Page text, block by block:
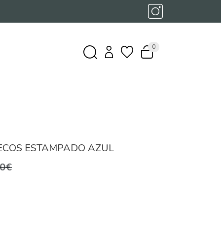
0
ESTAMPADO AZUL